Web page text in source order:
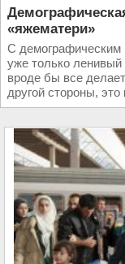
«яжематери»
С демографическим
уже только ленивый
вроде бы все
другой стороны, это